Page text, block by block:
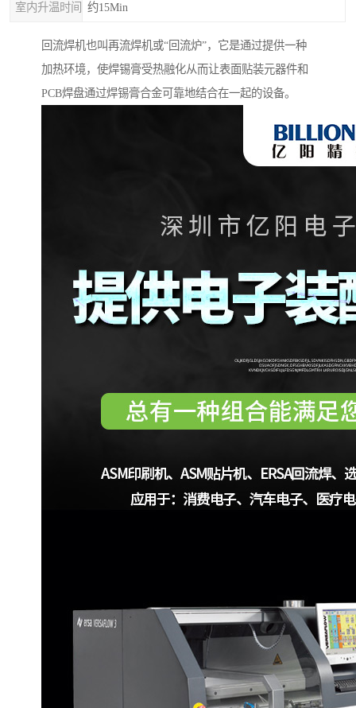
室内升温时间 约15Min
回流焊机也叫再流焊机或“回流炉”，它是通过提供一种
加热环境，使焊锡膏受热融化从而让表面贴装元器件和
PCB焊盘通过焊锡膏合金可靠地结合在一起的设备。